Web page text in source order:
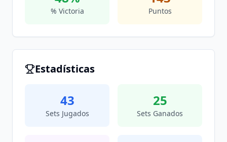
% Victoria Puntos
Estadísticas
43
Sets Jugados
25
Sets Ganados